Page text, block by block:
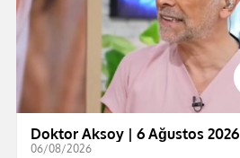
Doktor Aksoy | 6 Ağustos 2026
06/08/2026